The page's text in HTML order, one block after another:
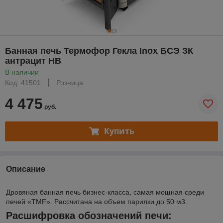
Банная печь Термофор Гекла Inox БСЭ ЗК
антрацит НВ
В наличии
Код: 41501
Розница
4 475 руб.
Купить
Описание
Дровяная банная печь бизнес-класса, самая мощная среди
печей «TMF». Рассчитана на объем парилки до 50 м3
Расшифровка обозначений печи: